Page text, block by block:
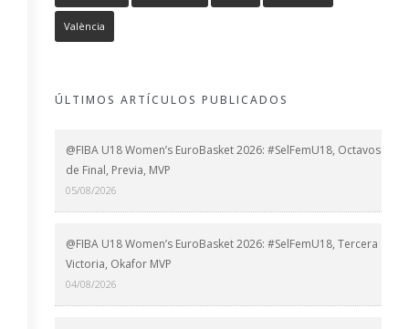
València
ÚLTIMOS ARTÍCULOS PUBLICADOS
@FIBA U18 Women’s EuroBasket 2026: #SelFemU18, Octavos
de Final, Previa, MVP
05/08/2026
@FIBA U18 Women’s EuroBasket 2026: #SelFemU18, Tercera
Victoria, Okafor MVP
04/08/2026